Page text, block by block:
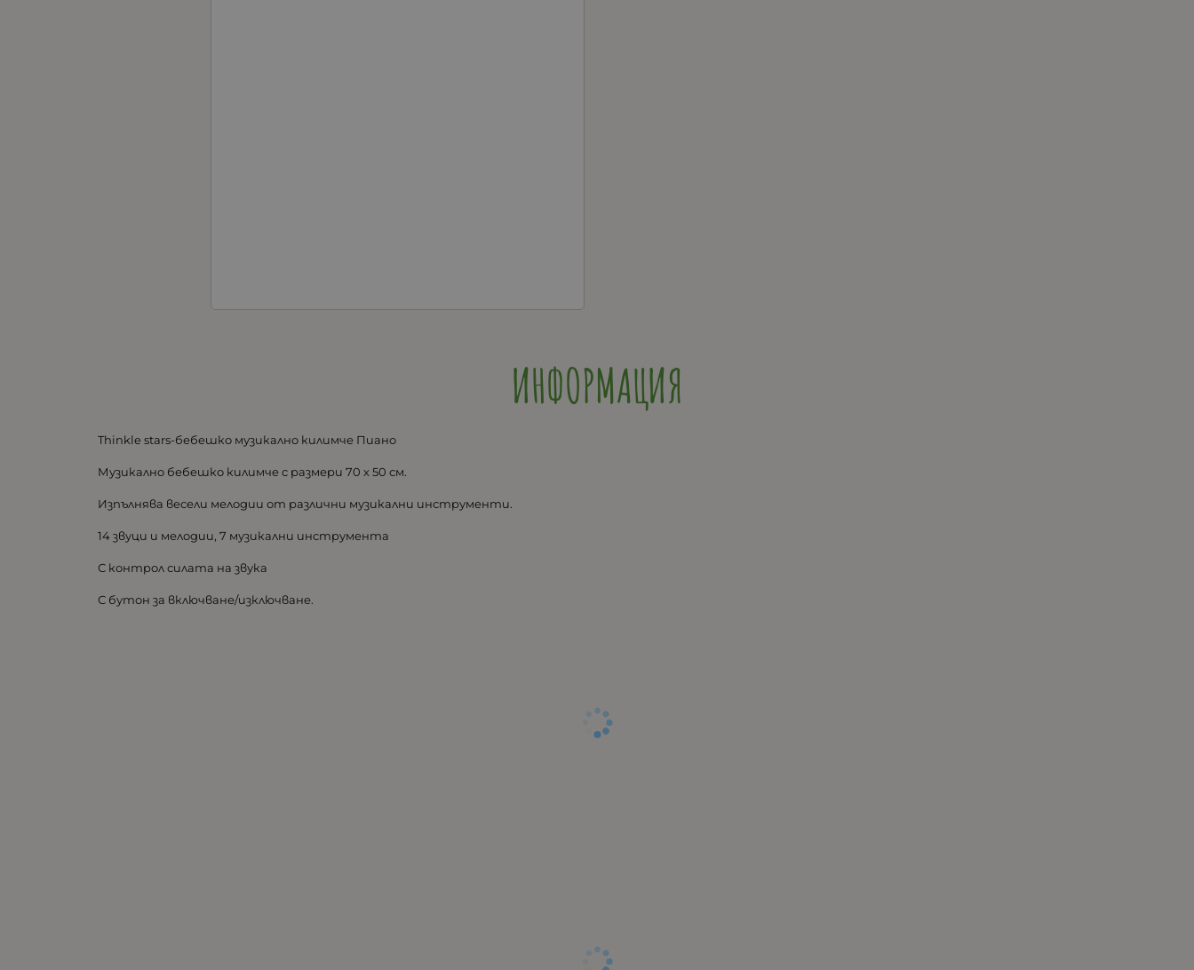
ИНФОРМАЦИЯ
Thinkle stars-бебешко музикално килимче Пиано
Музикално бебешко килимче с размери 70 х 50 см.
Изпълнява весели мелодии от различни музикални инструменти.
14 звуци и мелодии, 7 музикални инструмента
С контрол силата на звука
С бутон за включване/изключване.